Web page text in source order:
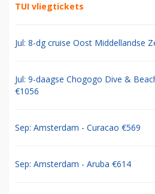
TUI vliegtickets
Jul: 8-dg cruise Oost Middellandse
Jul: 9-daagse Chogogo Dive &
€1056
Sep: Amsterdam - Curacao €569
Sep: Amsterdam - Aruba €614